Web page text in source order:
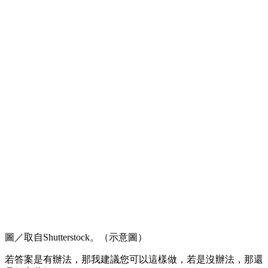
圖／取自Shutterstock。（示意圖）
若答案是有辦法，那我建議您可以這樣做，若是沒辦法，那還